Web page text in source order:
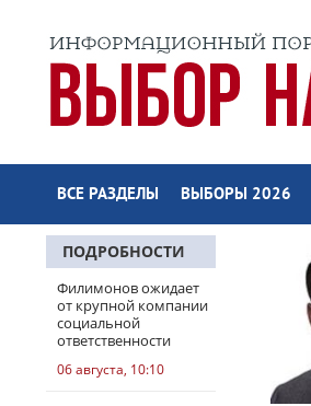
ВСЕ РАЗДЕЛЫ ВЫБОРЫ 2026
ПОДРОБНОСТИ
Филимонов ожидает
от крупной компании
социальной
ответственности
06 августа, 10:10